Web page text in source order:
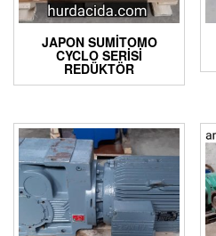
JAPON SUMITOMO
CYCLO SERISI
REDÜKTÖR